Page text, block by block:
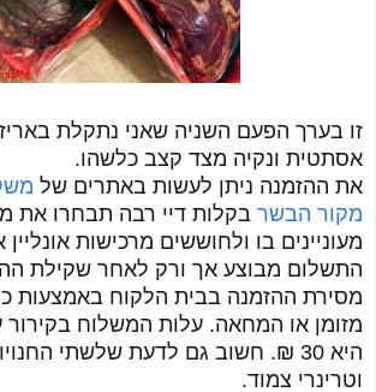
זו בערך הפעם השניה שאני נתקלת
אסתטית ונקיה מצד קצב כלשהו.
את ההזמנה ניתן לעשות באתרים של
מקור הבשר בקלות דיי רבה תבחרו את
מעוניינים בו ולחוששים מרכישות אונליין
התשלום מבוצע אך ורק לאחר שקילת
מסירת ההזמנה בבית הלקוח באמצעות
מזומן או המחאה. עלות המשלוח
היא 30 ₪. חשוב גם לדעת שלשתי
וטרינרי צמוד.